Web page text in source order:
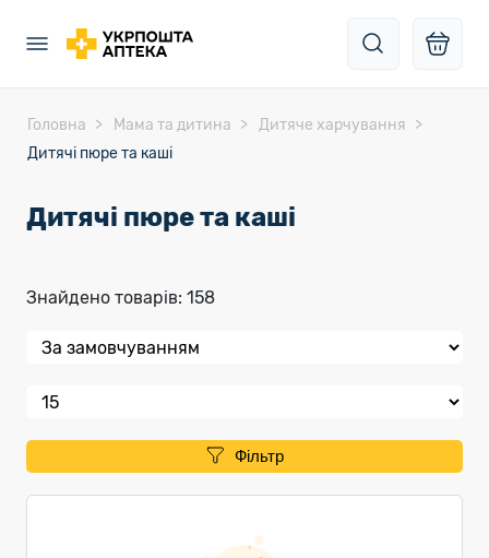
Головна Мама та дитина
Дитяче харчування
Дитячі пюре та каші
Дитячі пюре та каші
Знайдено товарів: 158
Фільтр